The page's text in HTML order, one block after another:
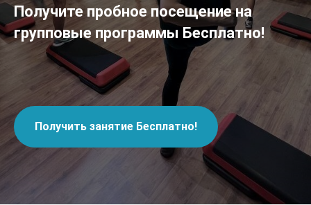
Получите пробное посещение на
групповые программы Бесплатно!
Получить занятие Бесплатно!